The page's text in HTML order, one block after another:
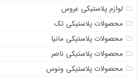
لوازم پلاستیکی عروس
محصولات پلاستیکی تک
محصولات پلاستیکی مانیا
محصولات پلاستیکی ناصر
محصولات پلاستیکی ونوس